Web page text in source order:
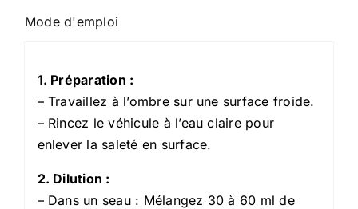
Mode d'emploi
1. Préparation :
– Travaillez à l’ombre sur une surface froide.
– Rincez le véhicule à l’eau claire pour
enlever la saleté en surface.
2. Dilution :
– Dans un seau : Mélangez 30 à 60 ml de